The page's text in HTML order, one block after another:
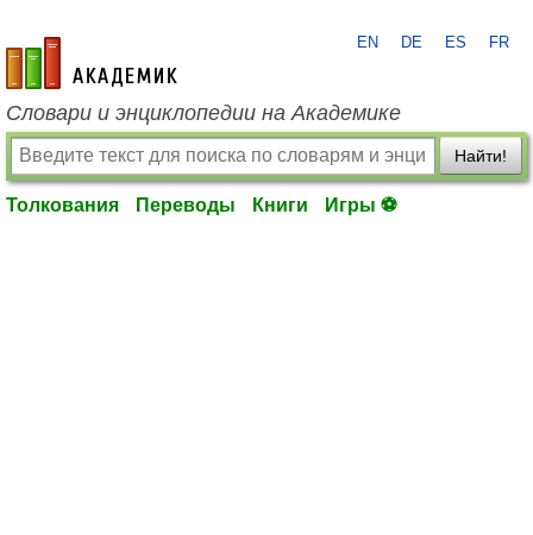
academic.ru
EN DE ES FR
Словари и энциклопедии на Академике
Найти!
Толкования Переводы Книги Игры ⚽